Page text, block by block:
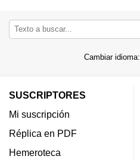
Cambiar idioma:
SUSCRIPTORES
Mi suscripción
Réplica en PDF
Hemeroteca